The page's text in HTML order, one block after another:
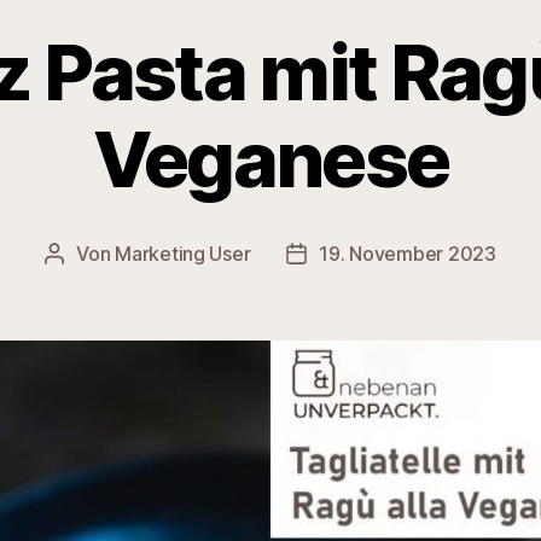
Pasta mit
Veganese
Beitragsautor
Von Marketing User Veröffentlichungsdatum
19. November 2023